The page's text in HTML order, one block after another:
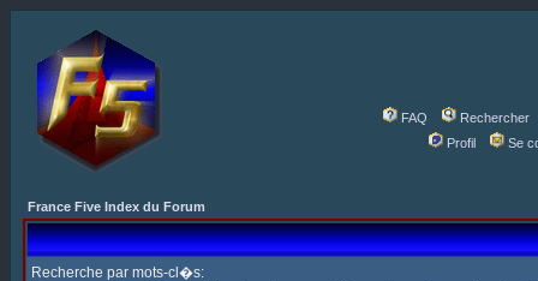
FAQ
Rechercher
Profil
Se
France Five Index du Forum
Recherche par mots-cl�s: